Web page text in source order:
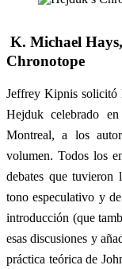
K. Michael
Chronotope
Jeffrey Kipnis solicitó
Hejduk celebrado
Montreal, a los
volumen. Todos los
debates que tuvieron
tono especulativo y
introducción (que
esas discusiones y
práctica teórica de